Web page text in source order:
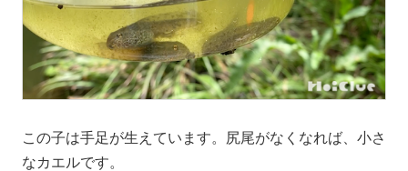
この子は手足が生えています。尻尾がなくなれば、小さ
なカエルです。